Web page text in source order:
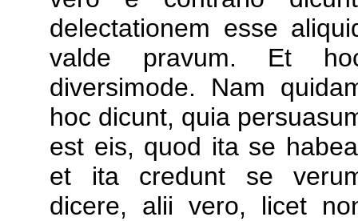
delectationem esse
valde pravum. Et
diversimode. Nam
hoc dicunt, quia
est eis, quod ita se
et ita credunt se
dicere, alii vero, licet